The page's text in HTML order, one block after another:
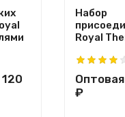
120
Набор
Royal
₽